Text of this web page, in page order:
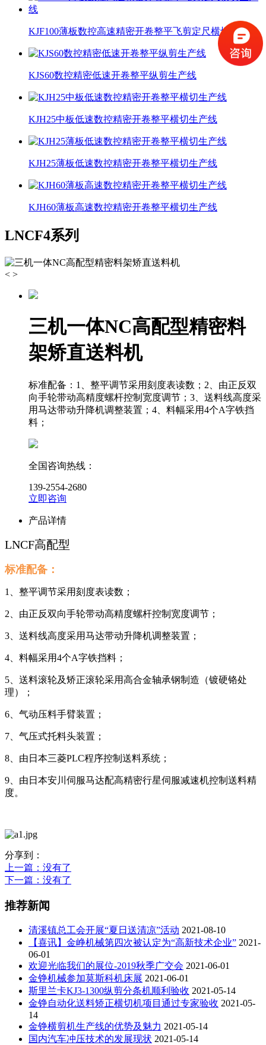
KJF100薄板数控高速精密开卷整平飞剪定尺横切生产线
KJS60数控精密低速开卷整平纵剪生产线
KJH25中板低速数控精密开卷整平横切生产线
KJH25薄板低速数控精密开卷整平横切生产线
KJH60薄板高速数控精密开卷整平横切生产线
LNCF4系列
< >
三机一体NC高配型精密料
架矫直送料机
标准配备： 1、整平调节采用刻度表读数；2、由正反双
向手轮带动高精度螺杆控制宽度调节；3、送料线高度采
用马达带动升降机调整装置；4、料幅采用4个A字铁挡
料；
全国咨询热线：
139-2554-2680
立即咨询
产品详情
LNCF高配型
标准配备：
1、整平调节采用刻度表读数；
2、由正反双向手轮带动高精度螺杆控制宽度调节；
3、送料线高度采用马达带动升降机调整装置；
4、料幅采用4个A字铁挡料；
5、送料滚轮及矫正滚轮采用高合金轴承钢制造（镀硬铬处
理）；
6、气动压料手臂装置；
7、气压式托料头装置；
8、由日本三菱PLC程序控制送料系统；
9、由日本安川伺服马达配高精密行星伺服减速机控制送料精
度。
分享到：
上一篇 ：没有了
下一篇 ：没有了
推荐新闻
清溪镇总工会开展“夏日送清凉”活动 2021-08-10
【喜讯】金峥机械第四次被认定为“高新技术企业” 2021-
06-01
欢迎光临我们的展位-2019秋季广交会 2021-06-01
金铮机械参加莫斯科机床展 2021-06-01
斯里兰卡KJ3-1300纵剪分条机顺利验收 2021-05-14
金铮自动化送料矫正横切机项目通过专家验收 2021-05-
14
金铮横剪机生产线的优势及魅力 2021-05-14
国内汽车冲压技术的发展现状 2021-05-14